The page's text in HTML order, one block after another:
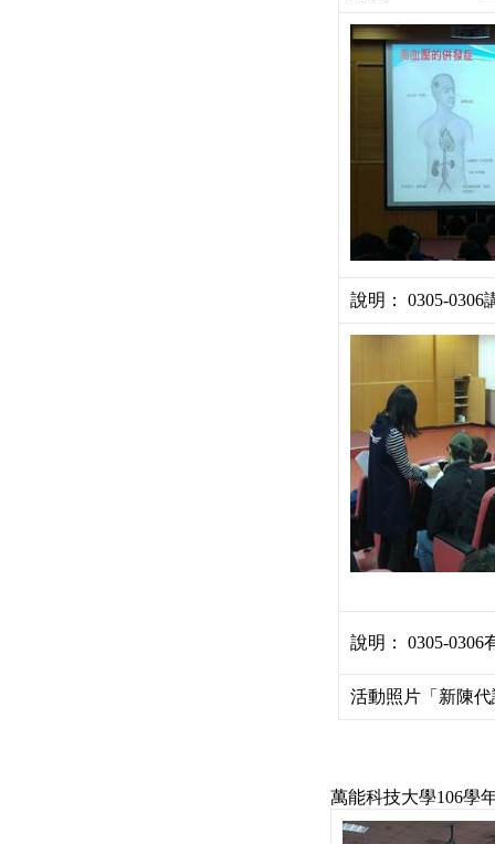
說明： 0305-0306
說明： 0305-0306
活動照片「新陳
萬能科技大學106學